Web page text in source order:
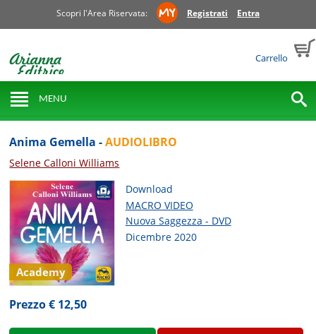
Scopri l'Area Riservata: Registrati Entra
Carrello
MENU
Anima Gemella -AUDIOLIBRO
Selene Calloni Williams
Academy
Download
MACRO VIDEO
Nuova Saggezza - DVD
Dicembre 2020
Prezzo € 12,50